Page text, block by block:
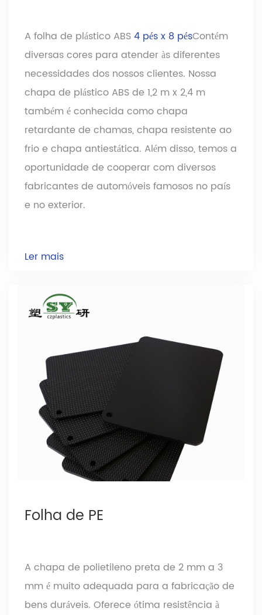
A folha de plástico ABS4 pés x 8 pésContém
diversas cores para atender às diferentes
necessidades dos nossos clientes. Nossa
chapa de plástico ABS de 1,2 m x 2,4 m
também é conhecida como chapa
retardante de chamas, chapa resistente ao
frio e chapa antiestática. Além disso, temos a
oportunidade de cooperar com diversos
fabricantes de automóveis famosos no país
e no exterior.
Ler mais
Folha de PE
A chapa de polietileno preta de 2 mm a 3
mm é muito adequada para a fabricação de
bens duráveis. Oferece ótima resistência à